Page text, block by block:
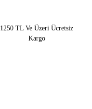
1250 TL Ve Üzeri Ücretsiz
Kargo